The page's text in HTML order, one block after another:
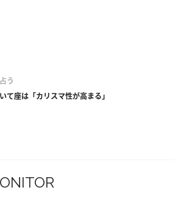
占う
いて座は「カリスマ性が高まる」